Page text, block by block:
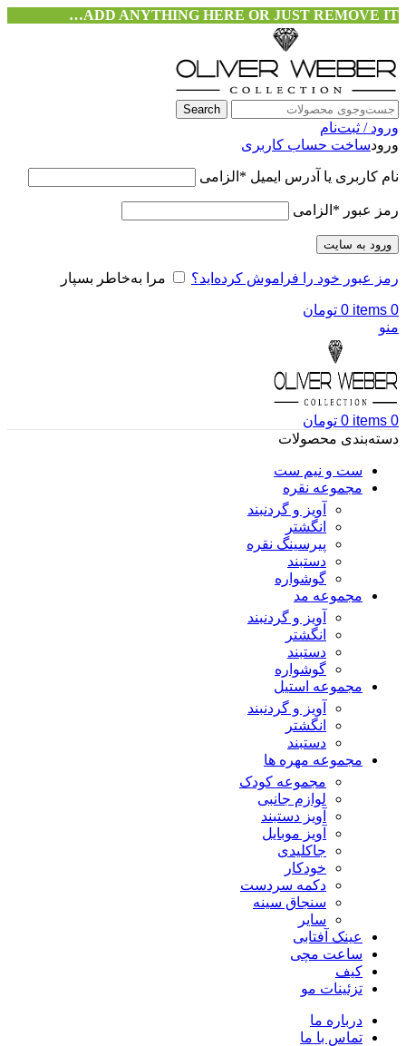
ADD ANYTHING HERE OR JUST REMOVE IT…
Search
ورود / ثبت‌نام
ورودساخت حساب کاربری
نام کاربری یا آدرس ایمیل * الزامی
رمز عبور * الزامی
ورود به سایت
رمز عبور خود را فراموش کرده‌اید؟ مرا به‌خاطر بسپار
0
items
0 تومان
منو
0
items
0 تومان
دسته‌بندی محصولات
ست و نیم ست
مجموعه نقره
آویز و گردنبند
انگشتر
پیرسینگ نقره
دستبند
گوشواره
مجموعه مد
آویز و گردنبند
انگشتر
دستبند
گوشواره
مجموعه استیل
آویز و گردنبند
انگشتر
دستبند
مجموعه مهره ها
مجموعه کودک
لوازم جانبی
آویز دستبند
آویز موبایل
جاکلیدی
خودکار
دکمه سردست
سنجاق سینه
سایر
عینک آفتابی
ساعت مچی
کیف
تزئینات مو
درباره ما
تماس با ما